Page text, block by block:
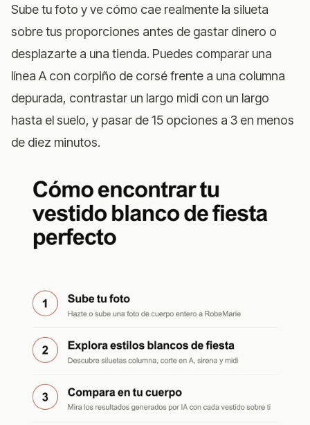
Sube tu foto y ve cómo cae realmente la silueta
sobre tus proporciones antes de gastar dinero o
desplazarte a una tienda. Puedes comparar una
línea A con corpiño de corsé frente a una columna
depurada, contrastar un largo midi con un largo
hasta el suelo, y pasar de 15 opciones a 3 en menos
de diez minutos.